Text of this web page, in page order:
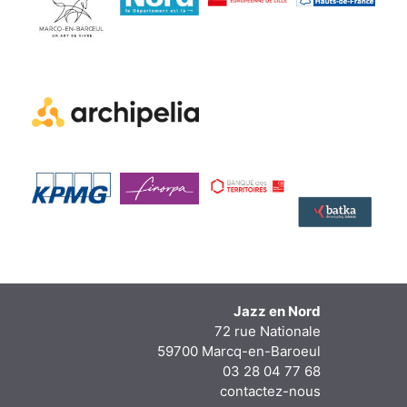
Jazz en Nord
72 rue Nationale
59700 Marcq-en-Baroeul
03 28 04 77 68
contactez-nous